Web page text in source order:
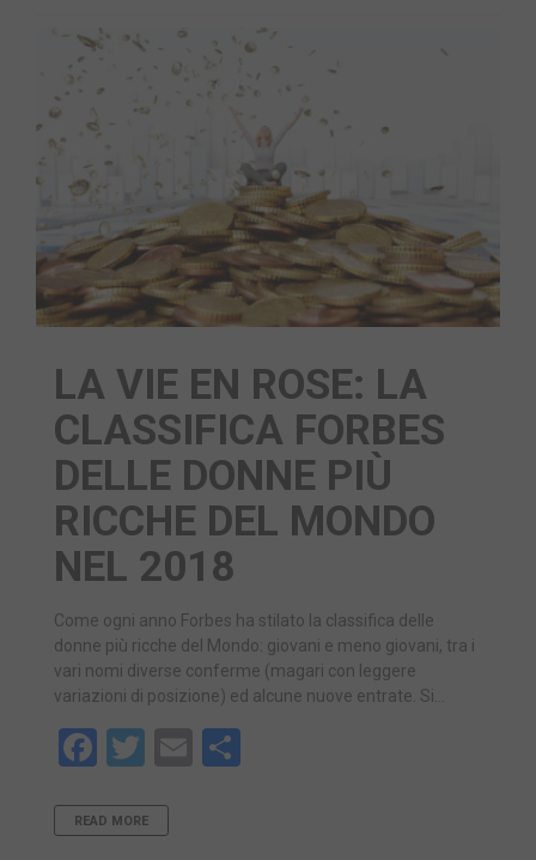
LA VIE EN ROSE: LA
CLASSIFICA FORBES
DELLE DONNE PIÙ
RICCHE DEL MONDO
NEL 2018
Come ogni anno Forbes ha stilato la classifica delle
donne più ricche del Mondo: giovani e meno giovani, tra i
vari nomi diverse conferme (magari con leggere
variazioni di posizione) ed alcune nuove entrate. Si…
Facebook
Twitter
Email
READ MORE